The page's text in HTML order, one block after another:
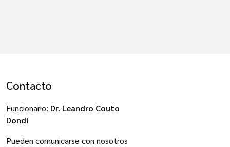
Contacto
Funcionario: Dr. Leandro Couto
Dondi
Pueden comunicarse con nosotros